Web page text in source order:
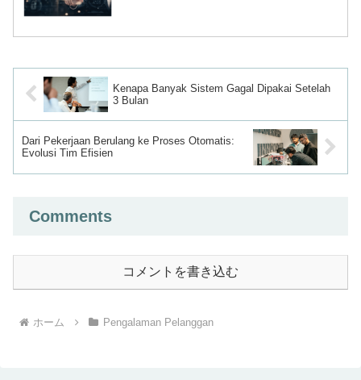
Kenapa Banyak Sistem Gagal Dipakai Setelah
3 Bulan
Dari Pekerjaan Berulang ke Proses Otomatis:
Evolusi Tim Efisien
Comments
コメントを書き込む
ホーム Pengalaman Pelanggan